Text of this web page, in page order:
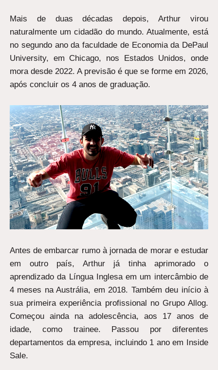
Mais de duas décadas depois, Arthur virou
naturalmente um cidadão do mundo. Atualmente, está
no segundo ano da faculdade de Economia da DePaul
University, em Chicago, nos Estados Unidos, onde
mora desde 2022. A previsão é que se forme em 2026,
após concluir os 4 anos de graduação.
Antes de embarcar rumo à jornada de morar e estudar
em outro país, Arthur já tinha aprimorado o
aprendizado da Língua Inglesa em um intercâmbio de
4 meses na Austrália, em 2018. Também deu início à
sua primeira experiência profissional no Grupo Allog.
Começou ainda na adolescência, aos 17 anos de
idade, como trainee. Passou por diferentes
departamentos da empresa, incluindo 1 ano em Inside
Sale.